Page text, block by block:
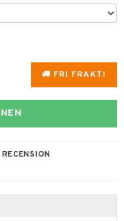
FRI FRAKT!